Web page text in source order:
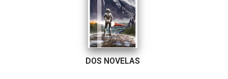
DOS NOVELAS